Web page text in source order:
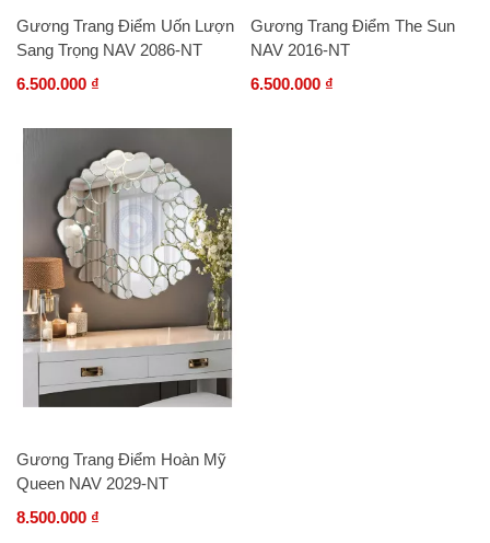
Gương Trang Điểm Uốn Lượn
Sang Trọng NAV 2086-NT
6.500.000 ₫
Gương Trang Điểm The Sun
NAV 2016-NT
6.500.000 ₫
Gương Trang Điểm Hoàn Mỹ
Queen NAV 2029-NT
8.500.000 ₫